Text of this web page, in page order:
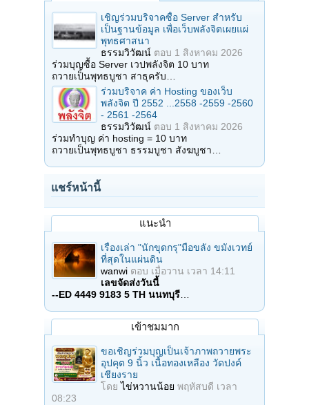
เชิญร่วมบริจาคซื้อ Server สำหรับ
เป็นฐานข้อมูล เพื่อเว็บพลังจิตเผยแผ่
พุทธศาสนา
ธรรมวิวัฒน์ ตอบ 1 สิงหาคม 2026
ร่วมบุญซื้อ Server เวปพลังจิต 10 บาท
ถวายเป็นพุทธบูชา สาธุครับ…
ร่วมบริจาค ค่า Hosting ของเว็บ
พลังจิต ปี 2552 ...2558 -2559 -2560
- 2561 -2564
ธรรมวิวัฒน์ ตอบ 1 สิงหาคม 2026
ร่วมทำบุญ ค่า hosting = 10 บาท
ถวายเป็นพุทธบูชา ธรรมบูชา สังฆบูชา…
แชร์หน้านี้
แนะนำ
เรื่องเล่า "นักขุดกรุ"มือขลัง ขมังเวทย์
ที่สุดในแผ่นดิน
wanwi ตอบ เมื่อวาน เวลา 14:11
เลขจัดส่งวันนี้
--ED 4449 9183 5 TH นนทบุรี…
เข้าชมมาก
ขอเชิญร่วมบุญเป็นเจ้าภาพถวายพระ
อุปคุต 9 นิ้ว เนื้อทองเหลือง วัดปงค์
เชียงราย
โดยไข่หวานน้อย พฤหัสบดี เวลา
08:23